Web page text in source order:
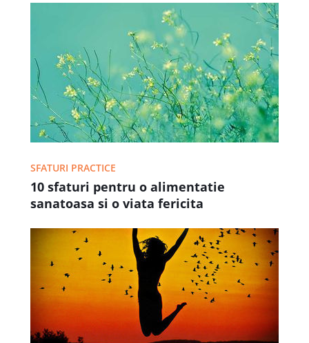
SFATURI PRACTICE
10 sfaturi pentru o alimentatie
sanatoasa si o viata fericita